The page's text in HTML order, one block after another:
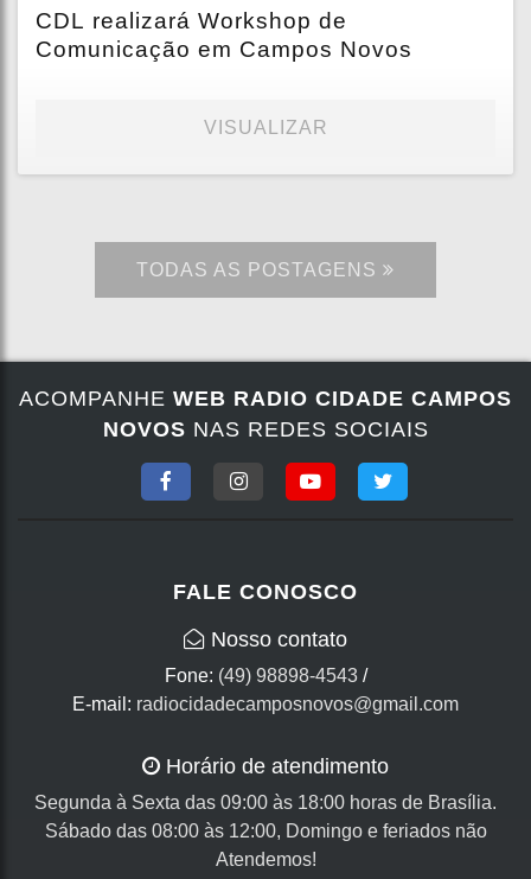
CDL realizará Workshop de
Comunicação em Campos Novos
VISUALIZAR
TODAS AS POSTAGENS
ACOMPANHE WEB RADIO CIDADE CAMPOS
NOVOS NAS REDES SOCIAIS
FALE CONOSCO
Nosso contato
Fone: (49) 98898-4543/
E-mail: radiocidadecamposnovos@gmail.com
Horário de atendimento
Segunda à Sexta das 09:00 às 18:00 horas de Brasília.
Sábado das 08:00 às 12:00, Domingo e feriados não
Atendemos!